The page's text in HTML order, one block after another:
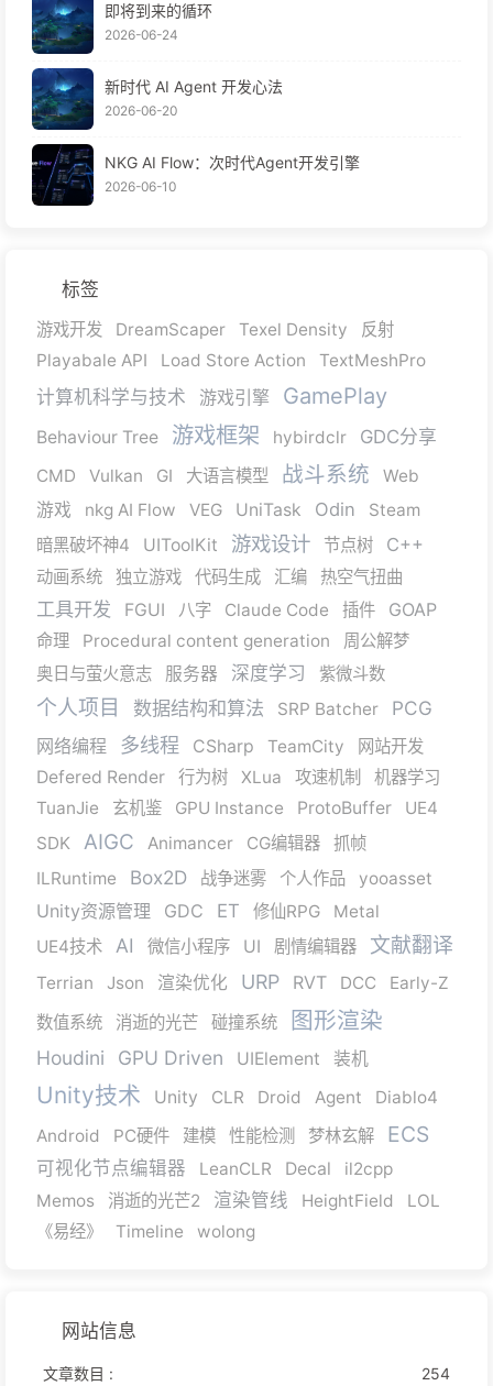
即将到来的循环
2026-06-24
新时代 AI Agent 开发心法
2026-06-20
NKG AI Flow：次时代Agent开发引擎
2026-06-10
标签
游戏开发 DreamScaper Texel Density
反射
Playabale API
Load Store Action TextMeshPro
计算机科学与技术 游戏引擎 GamePlay
Behaviour Tree 游戏框架 hybirdclr GDC分享
CMD Vulkan GI 大语言模型 战斗系统
Web
游戏
nkg AI Flow VEG UniTask Odin
Steam
暗黑破坏神4
UIToolKit 游戏设计 节点树 C++
动画系统 独立游戏 代码生成 汇编 热空气扭曲
工具开发 FGUI 八字 Claude Code 插件 GOAP
命理 Procedural content generation
周公解梦
奥日与萤火意志
服务器 深度学习 紫微斗数
个人项目 数据结构和算法 SRP Batcher PCG
网络编程 多线程 CSharp TeamCity
网站开发
Defered Render
行为树 XLua 攻速机制
机器学习
TuanJie
玄机鉴 GPU Instance ProtoBuffer
UE4
SDK
AIGC Animancer CG编辑器
抓帧
ILRuntime
Box2D 战争迷雾 个人作品 yooasset
Unity资源管理 GDC ET 修仙RPG
Metal
UE4技术
AI 微信小程序 UI 剧情编辑器 文献翻译
Terrian Json 渲染优化 URP RVT DCC
Early-Z
数值系统
消逝的光芒 碰撞系统 图形渲染
Houdini GPU Driven UIElement 装机
Unity技术 Unity CLR Droid Agent
Diablo4
Android
PC硬件 建模 性能检测 梦林玄解 ECS
可视化节点编辑器 LeanCLR Decal
il2cpp
Memos
消逝的光芒2 渲染管线 HeightField
LOL
《易经》
Timeline wolong
网站信息
文章数目 : 254